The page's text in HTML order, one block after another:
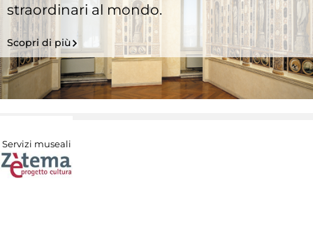
straordinari al mondo.
Scopri di più
Servizi museali